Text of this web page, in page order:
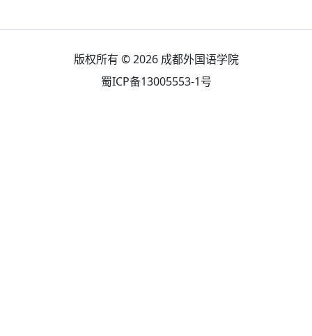
版权所有 © 2026 成都外国语学院
蜀ICP备13005553-1号